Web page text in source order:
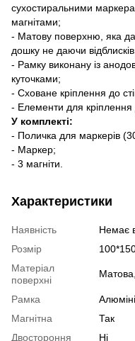
сухостиральними
магнітами;
- Матову поверхню, яка
дошку не даючи
- Рамку виконану із
куточками;
- Сховане кріплення до
- Елементи для кріплення
У комплекті:
- Поличка для маркерів
- Маркер;
- 3 магніти.
Характеристики
Наявність
Немає
Розмір
Матеріал
поверхні
Рамка
Магнітна
Так
Двостороння
Ні